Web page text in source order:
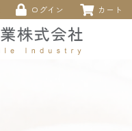
ログイン カート